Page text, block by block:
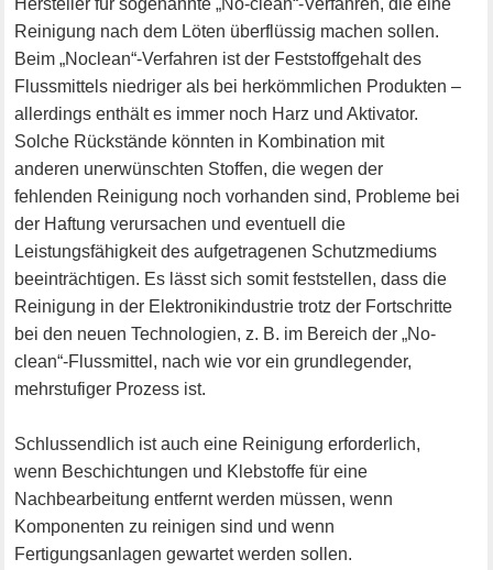
Reinigung nach dem Löten überflüssig machen sollen.
Beim „Noclean“-Verfahren ist der Feststoffgehalt des
Flussmittels niedriger als bei herkömmlichen Produkten –
allerdings enthält es immer noch Harz und Aktivator.
Solche Rückstände könnten in Kombination mit
anderen unerwünschten Stoffen, die wegen der
fehlenden Reinigung noch vorhanden sind, Probleme bei
der Haftung verursachen und eventuell die
Leistungsfähigkeit des aufgetragenen Schutzmediums
beeinträchtigen. Es lässt sich somit feststellen, dass die
Reinigung in der Elektronikindustrie trotz der Fortschritte
bei den neuen Technologien, z. B. im Bereich der „No-
clean“-Flussmittel, nach wie vor ein grundlegender,
mehrstufiger Prozess ist.
Schlussendlich ist auch eine Reinigung erforderlich,
wenn Beschichtungen und Klebstoffe für eine
Nachbearbeitung entfernt werden müssen, wenn
Komponenten zu reinigen sind und wenn
Fertigungsanlagen gewartet werden sollen.